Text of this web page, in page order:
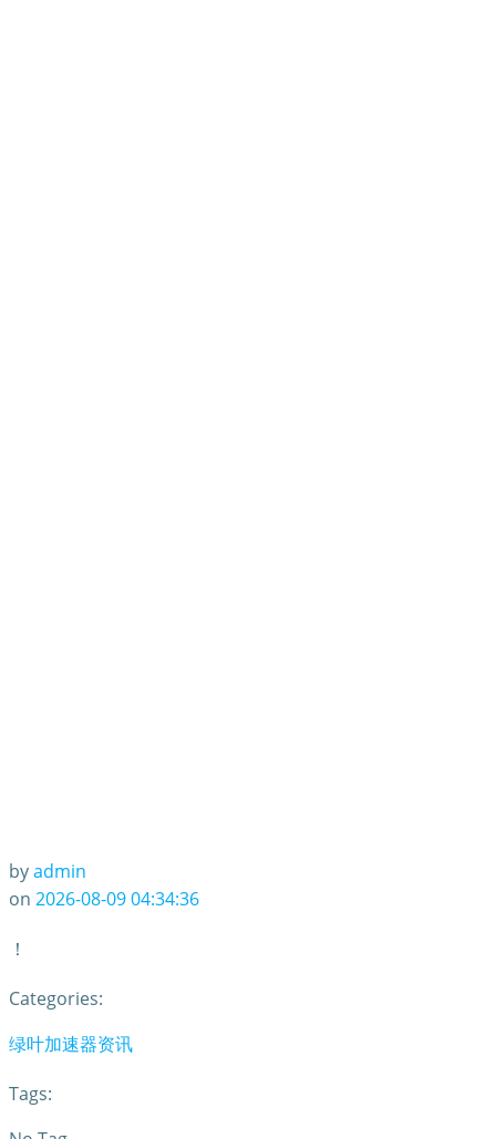
byadmin
on 2026-08-09 04:34:36
！
Categories:
绿叶加速器资讯
Tags: